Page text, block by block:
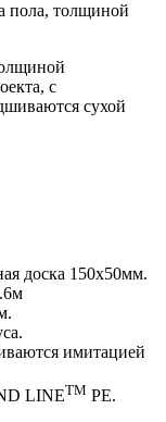
пола, толщиной
с
сухой
доска 150х50мм.
имитацией
LINETM PE.